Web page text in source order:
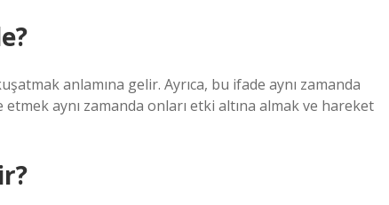
anlamına gelir. Ayrıca, bu ifade aynı zamanda
aynı zamanda onları etki altına almak ve hareket